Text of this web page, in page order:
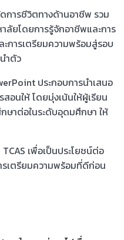
การชีวิตทางด้านอาชีพ รวม
ลัยโดยการรู้จักอาชีพและการ
การเตรียมความพร้อมสู่รอบ
ำตัว
ประกอบการนำเสนอ
อนให้ โดยมุ่งเน้นให้ผู้เรียน
ษาต่อในระดับอุดมศึกษา ให้
เพื่อเป็นประโยชน์ต่อ
เตรียมความพร้อมที่ดีก่อน